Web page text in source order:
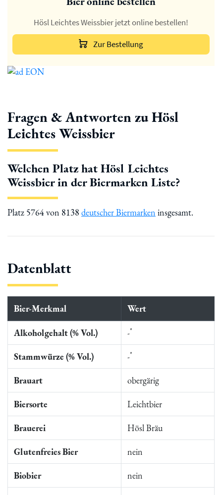
Hösl Leichtes Weissbier jetzt online bestellen!
Zur Bestellung
Fragen & Antworten zu Hösl
Leichtes Weissbier
Welchen Platz hat Hösl Leichtes
Weissbier in der Biermarken Liste?
Platz 5764 von 8138 deutscher Biermarken insgesamt.
Datenblatt
Bier-Merkmal Wert
Alkoholgehalt (% Vol.) -*
Stammwürze (% Vol.) -*
Brauart obergärig
Biersorte Leichtbier
Brauerei Hösl Bräu
Glutenfreies Bier nein
Biobier nein